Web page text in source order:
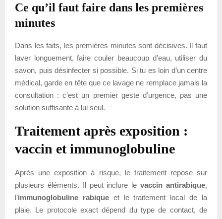
Ce qu’il faut faire dans les premières
minutes
Dans les faits, les premières minutes sont décisives. Il faut
laver longuement, faire couler beaucoup d’eau, utiliser du
savon, puis désinfecter si possible. Si tu es loin d’un centre
médical, garde en tête que ce lavage ne remplace jamais la
consultation : c’est un premier geste d’urgence, pas une
solution suffisante à lui seul.
Traitement après exposition :
vaccin et immunoglobuline
Après une exposition à risque, le traitement repose sur
plusieurs éléments. Il peut inclure levaccin antirabique,
l’immunoglobuline rabiqueet le traitement local de la
plaie. Le protocole exact dépend du type de contact, de